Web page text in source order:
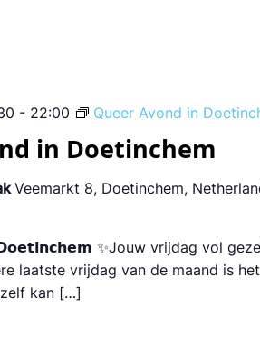
in Doetinchem
- 22:00 Queer Avond in
Veemarkt 8, Doetinchem,
✨Jouw vrijdag vol
laatste vrijdag van de maand is
kan […]